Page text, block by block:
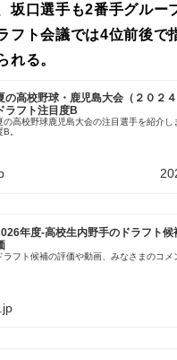
坂口選手も2番手グルー
フト会議では4位前後で
れる。
の高校野球・鹿児島大会（２０２４
ドラフト注目度B
の高校野球鹿児島大会の注目選手を紹介し
B。
年度-高校生内野手のドラフト候
ラフト候補の評価や動画、みなさまのコ